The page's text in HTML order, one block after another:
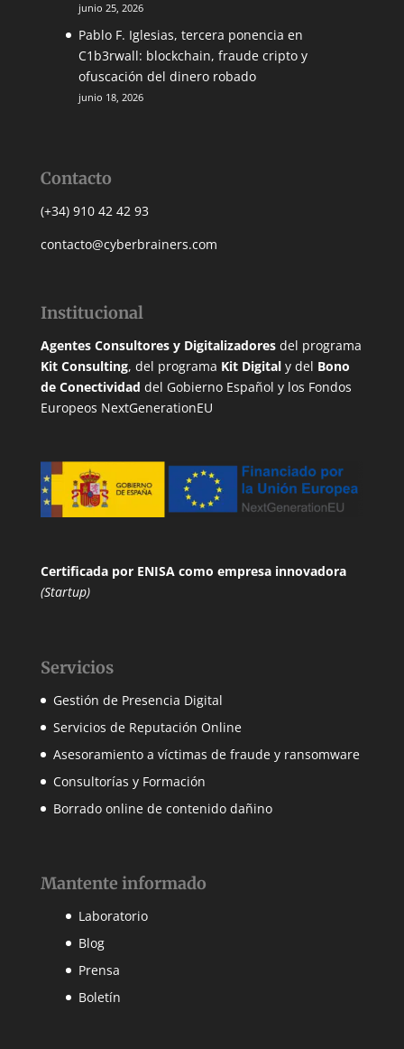
junio 25, 2026
Pablo F. Iglesias, tercera ponencia en
C1b3rwall: blockchain, fraude cripto y
ofuscación del dinero robado
junio 18, 2026
Contacto
(+34) 910 42 42 93
contacto@cyberbrainers.com
Institucional
Agentes Consultores y Digitalizadoresdel programa
Kit Consulting, del programa Kit Digitaly del Bono
de Conectividad del Gobierno Español y los Fondos
Europeos NextGenerationEU
Certificada por ENISAcomo empresa innovadora
(Startup)
Servicios
Gestión de Presencia Digital
Servicios de Reputación Online
Asesoramiento a víctimas de fraude y ransomware
Consultorías y Formación
Borrado online de contenido dañino
Mantente informado
Laboratorio
Blog
Prensa
Boletín